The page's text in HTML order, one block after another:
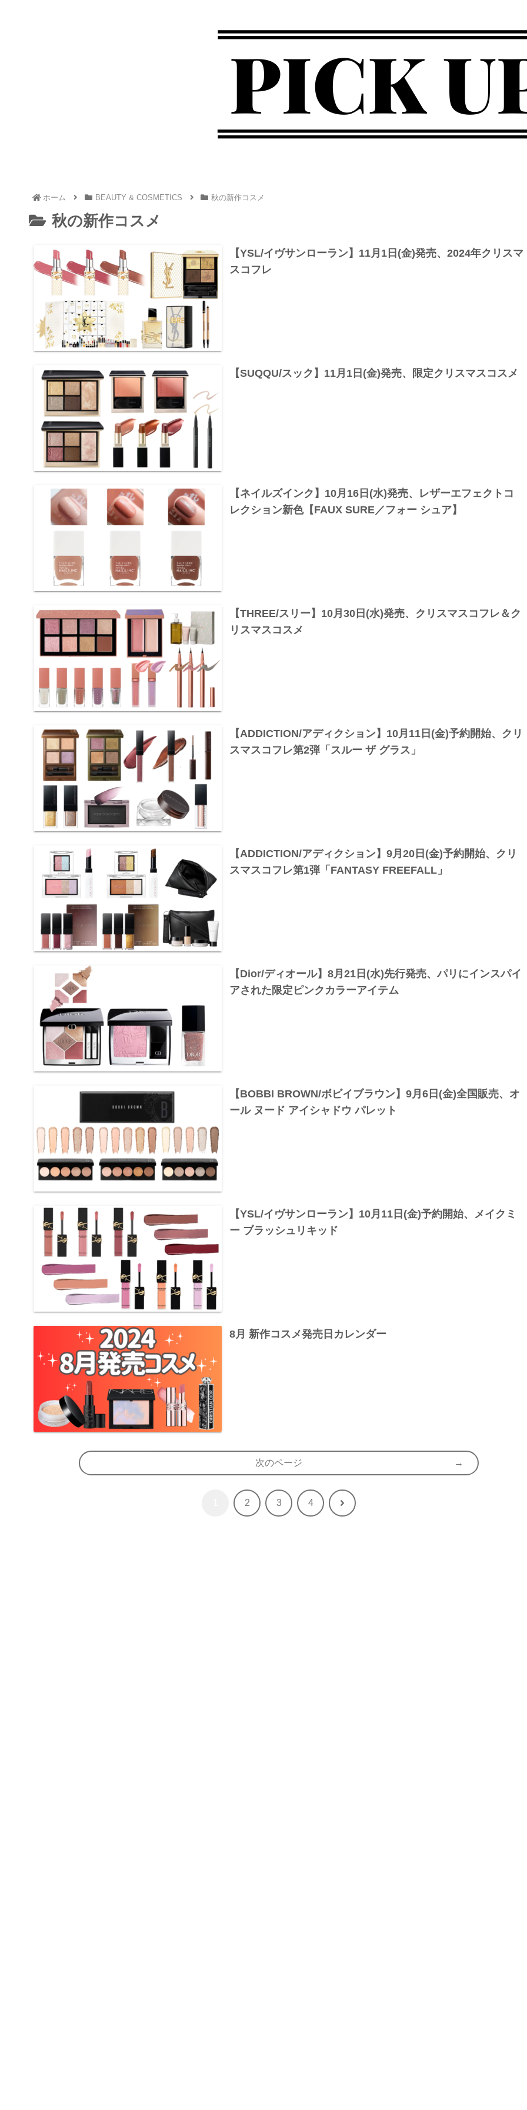
ホーム BEAUTY & COSMETICS 秋の新作コスメ
秋の新作コスメ
【YSL/イヴサンローラン】11月1日(金)発売、2024年クリスマ
スコフレ
【SUQQU/スック】11月1日(金)発売、限定クリスマスコスメ
【ネイルズインク】10月16日(水)発売、レザーエフェクトコ
レクション新色【FAUX SURE／フォー シュア】
【THREE/スリー】10月30日(水)発売、クリスマスコフレ＆ク
リスマスコスメ
【ADDICTION/アディクション】10月11日(金)予約開始、クリ
スマスコフレ第2弾「スルー ザ グラス」
【ADDICTION/アディクション】9月20日(金)予約開始、クリ
スマスコフレ第1弾「FANTASY FREEFALL」
【Dior/ディオール】8月21日(水)先行発売、パリにインスパイ
アされた限定ピンクカラーアイテム
【BOBBI BROWN/ボビイブラウン】9月6日(金)全国販売、オ
ール ヌード アイシャドウ パレット
【YSL/イヴサンローラン】10月11日(金)予約開始、メイクミ
ー ブラッシュリキッド
8月 新作コスメ発売日カレンダー
次のページ
2 3 4